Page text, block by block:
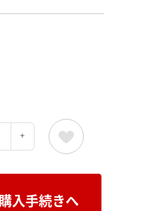
購入手続きへ